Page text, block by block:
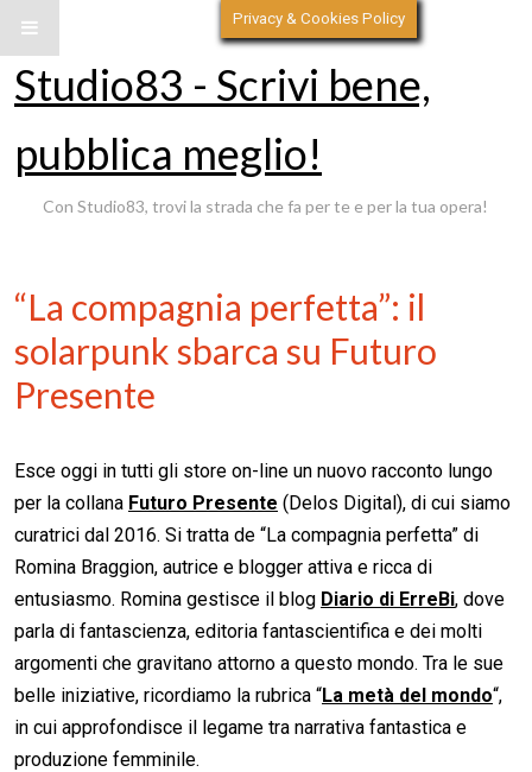
Studio83 - Scrivi bene,
pubblica meglio!
Con Studio83, trovi la strada che fa per te e per la tua opera!
“La compagnia perfetta”: il
solarpunk sbarca su Futuro
Presente
Esce oggi in tutti gli store on-line un nuovo racconto lungo
per la collana Futuro Presente (Delos Digital), di cui siamo
curatrici dal 2016. Si tratta de “La compagnia perfetta” di
Romina Braggion, autrice e blogger attiva e ricca di
entusiasmo. Romina gestisce il blog Diario di ErreBi, dove
parla di fantascienza, editoria fantascientifica e dei molti
argomenti che gravitano attorno a questo mondo. Tra le sue
belle iniziative, ricordiamo la rubrica “La metà del mondo“,
in cui approfondisce il legame tra narrativa fantastica e
produzione femminile.
Privacy & Cookies Policy